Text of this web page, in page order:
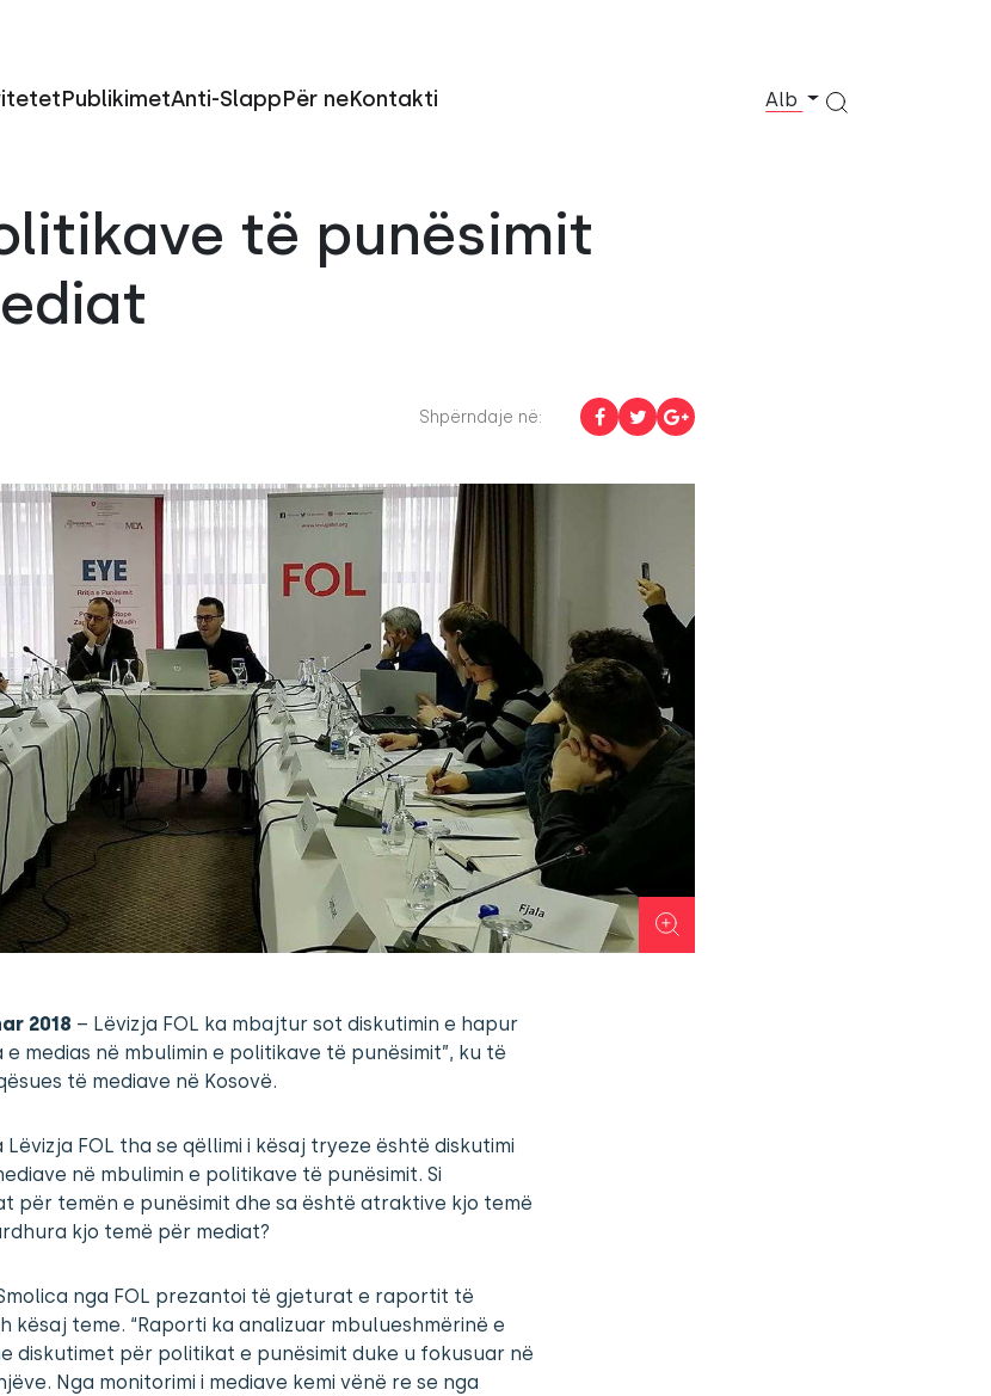
PublikimetAnti-SlappPër neKontakti Alb
të punësimit
Shpërndaje në:
2018 – Lëvizja FOL ka mbajtur sot diskutimin e hapur
e medias në mbulimin e politikave të punësimit”, ku të
të mediave në Kosovë.
FOL tha se qëllimi i kësaj tryeze është diskutimi
në mbulimin e politikave të punësimit. Si
për temën e punësimit dhe sa është atraktive kjo temë
kjo temë për mediat?
nga FOL prezantoi të gjeturat e raportit të
kësaj teme. “Raporti ka analizuar mbulueshmërinë e
diskutimet për politikat e punësimit duke u fokusuar në
Nga monitorimi i mediave kemi vënë re se nga